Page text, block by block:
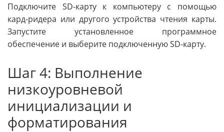
Подключите SD-карту к компьютеру с помощью
кард-ридера или другого устройства чтения карты.
Запустите установленное программное
обеспечение и выберите подключенную SD-карту.
Шаг 4: Выполнение
низкоуровневой
инициализации и
форматирования